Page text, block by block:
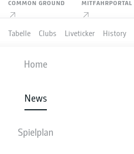
COMMON GROUND MITFAHRPORTAL
Tabelle Clubs Liveticker History
Home
News
Spielplan
Anzeige